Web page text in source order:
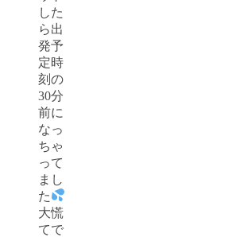
した
ら出
発予
定時
刻の
30分
前に
なっ
ちゃ
って
まし
た
大慌
てで